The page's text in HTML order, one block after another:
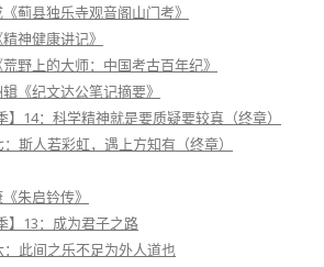
蓟县独乐寺观音阁山门考》
神健康讲记》
野上的大师：中国考古百年纪》
《纪文达公笔记摘要》
】14：科学精神就是要质疑要较真（终章）
：斯人若彩虹，遇上方知有（终章）
朱启钤传》
】13：成为君子之路
：此间之乐不足为外人道也